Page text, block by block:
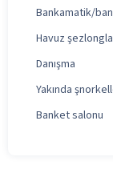
Bankamatik/
Havuz
Danışma
Yakında
Banket salonu